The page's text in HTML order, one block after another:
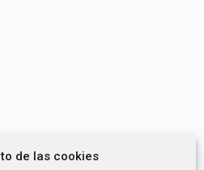
de las cookies